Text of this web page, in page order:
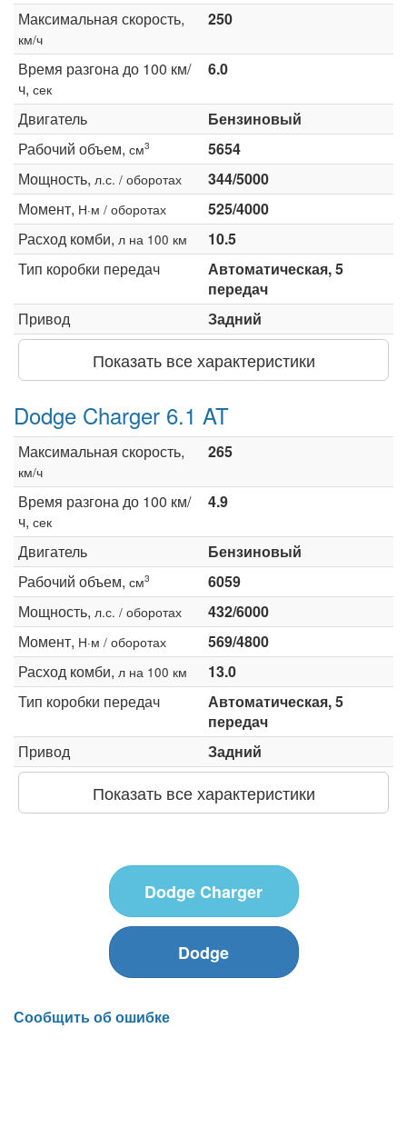
Максимальная скорость,
км/ч
250
Время разгона до 100 км/
ч, сек
6.0
Двигатель
Бензиновый
Рабочий объем, см3
5654
Мощность, л.с. / оборотах
344/5000
Момент, Н·м / оборотах
525/4000
Расход комби, л на 100 км
10.5
Тип коробки передач
Автоматическая, 5
передач
Привод
Задний
Показать все характеристики
Dodge Charger 6.1 AT
Максимальная скорость,
км/ч
265
Время разгона до 100 км/
ч, сек
4.9
Двигатель
Бензиновый
Рабочий объем, см3
6059
Мощность, л.с. / оборотах
432/6000
Момент, Н·м / оборотах
569/4800
Расход комби, л на 100 км
13.0
Тип коробки передач
Автоматическая, 5
передач
Привод
Задний
Показать все характеристики
Dodge Charger
Dodge
Сообщить об ошибке